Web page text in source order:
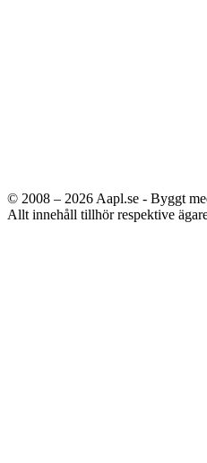
© 2008 – 2026 Aapl.se - Byggt
Allt innehåll tillhör respektive